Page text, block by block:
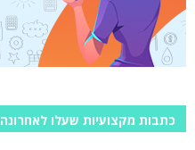
כתבות מקצועיות שעלו לאחרונה